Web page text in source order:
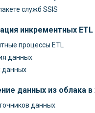
служб SSIS
инкрементных
процессы ETL
данных
данных
данных из облака
данных